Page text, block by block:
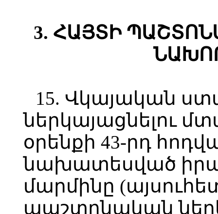
3. ՀԱՅՏԻ
15. Վկայական
ներկայացնելու
օրենքի 43-րդ
նախատեսված
մարմինը
պաշտոնական